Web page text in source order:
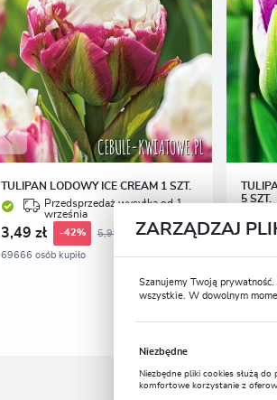
TULIPAN LODOWY ICE CREAM 1 SZT.
Przedsprzedaż wysyłka od 1
września
3,49 zł -42% 5,99 zł
69666 osób kupiło
5 SZT.
ZARZĄDZAJ
Szanujemy Twoją
wszystkie. W dowolnym
Niezbędne
Niezbędne pliki cookies służą
komfortowe korzystanie z
Polska